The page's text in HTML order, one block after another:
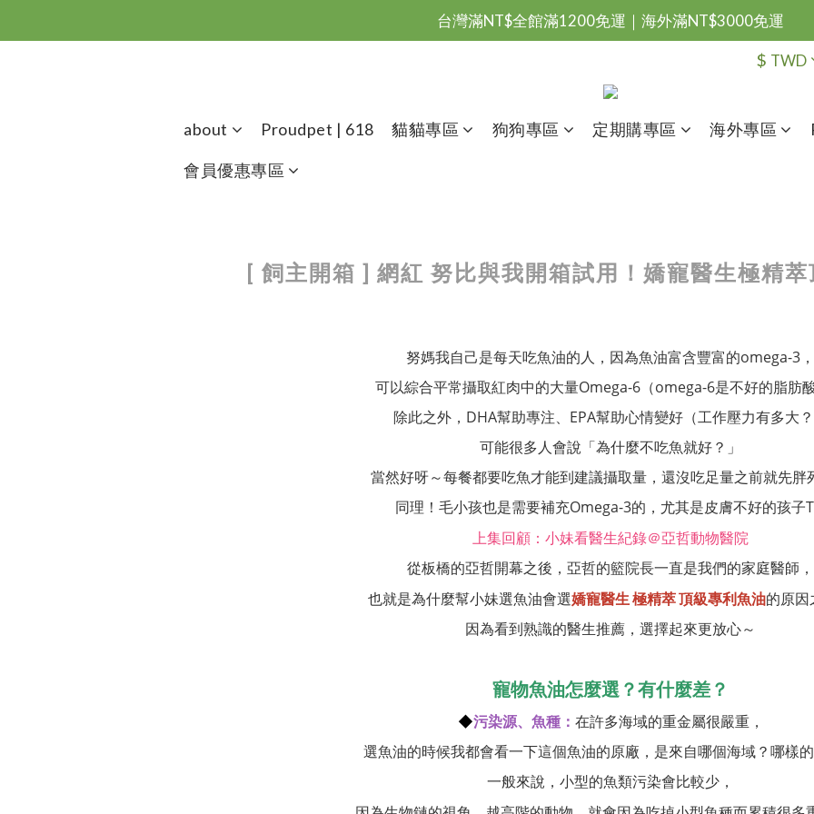
台灣滿NT$全館滿1200免運｜海外滿NT$3000免運
會員優惠專區由此進
台灣滿NT$全館滿1200免運｜海外滿NT$3000免運
$ TWD
about Proudpet | 618 貓貓專區 狗狗專區 定期購專區 海外專區
會員優惠專區
[ 飼主開箱 ] 網紅 努比與我開箱試用！嬌寵醫生極精萃
努媽我自己是每天吃魚油的人，因為魚油富含豐富的omega-3，
可以綜合平常攝取紅肉中的大量Omega-6（omega-6是不好的脂肪酸
除此之外，DHA幫助專注、EPA幫助心情變好（工作壓力有多大？
可能很多人會說「為什麼不吃魚就好？」
當然好呀～每餐都要吃魚才能到建議攝取量，還沒吃足量之前就先胖
同理！毛小孩也是需要補充Omega-3的，尤其是皮膚不好的孩子
上集回顧：小妹看醫生紀錄＠亞哲動物醫院
從板橋的亞哲開幕之後，亞哲的籃院長一直是我們的家庭醫師，
也就是為什麼幫小妹選魚油會選嬌寵醫生 極精萃 頂級專利魚油的原因
因為看到熟識的醫生推薦，選擇起來更放心～
寵物魚油怎麼選？有什麼差？
◆污染源、魚種： 在許多海域的重金屬很嚴重，
選魚油的時候我都會看一下這個魚油的原廠，是來自哪個海域？哪樣的
一般來說，小型的魚類污染會比較少，